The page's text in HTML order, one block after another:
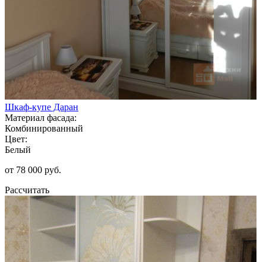
Шкаф-купе Даран
Материал фасада:
Комбинированный
Цвет:
Белый
от 78 000 руб.
Рассчитать